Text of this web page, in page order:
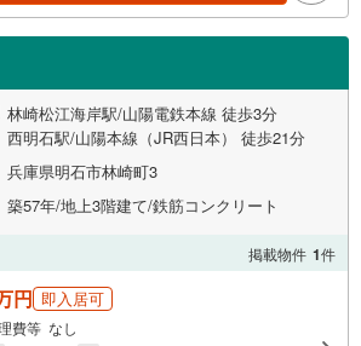
林崎松江海岸駅/山陽電鉄本線 徒歩3分
西明石駅/山陽本線（JR西日本） 徒歩21分
兵庫県明石市林崎町3
築57年/地上3階建て/鉄筋コンクリート
掲載物件 1件
円 即入居可
費等 なし